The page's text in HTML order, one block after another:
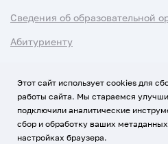
Сведения об образовательной
Абитуриенту
Использование Cookies
Политика обработки персональных
Этот сайт использует cookies для
работы сайта. Мы стараемся
подключили аналитические
сбор и обработку ваших
настройках браузера.